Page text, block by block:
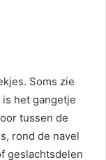
Soms zie
het gangetje
tussen de
rond de navel
geslachtsdelen